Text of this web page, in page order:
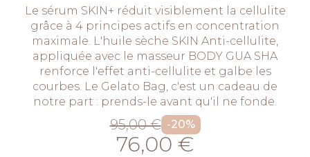
Le sérum SKIN+ réduit visiblement la cellulite
grâce à 4 principes actifs en concentration
maximale. L'huile sèche SKIN Anti-cellulite,
appliquée avec le masseur BODY GUA SHA
renforce l'effet anti-cellulite et galbe les
courbes. Le Gelato Bag, c'est un cadeau de
notre part : prends-le avant qu'il ne fonde.
95,00 € -20%
76,00 €